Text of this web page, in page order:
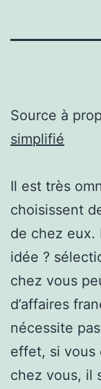
Source à
simplifié
Il est très
choisissent
de chez eux.
idée ?
chez vous
d’affaires
nécessite
effet, si vous
chez vous, il